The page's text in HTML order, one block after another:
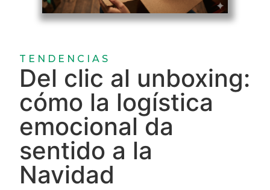
TENDENCIAS
Del clic al unboxing:
cómo la logística
emocional da
sentido a la
Navidad